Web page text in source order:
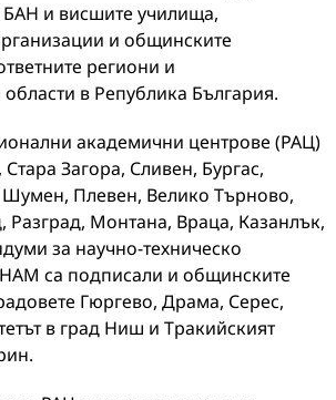
БАН и висшите училища,
и общинските
региони и
в Република България.
академични центрове (РАЦ)
Загора, Сливен, Бургас,
Плевен, Велико Търново,
Разград, Монтана, Враца, Казанлък,
за научно-техническо
НАМ са подписали и общинските
Гюргево, Драма, Серес,
в град Ниш и Тракийският